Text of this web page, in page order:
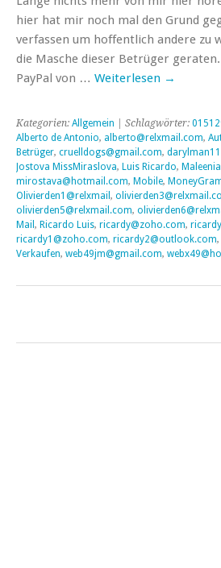
hier hat mir noch mal den Grund
verfassen um hoffentlich andere zu
die Masche dieser Betrüger
PayPal von … Weiterlesen →
Kategorien: Allgemein | Schlagwörter:
Alberto de Antonio, alberto@relxmail.com,
Betrüger, cruelldogs@gmail.com,
Jostova MissMiraslova, Luis Ricardo,
mirostava@hotmail.com, Mobile,
Olivierden1@relxmail ,
olivierden5@relxmail.com,
Mail , Ricardo Luis, ricardy@zoho.com,
ricardy1@zoho.com, ricardy2@outlook.com,
Verkaufen, web49jm@gmail.com,